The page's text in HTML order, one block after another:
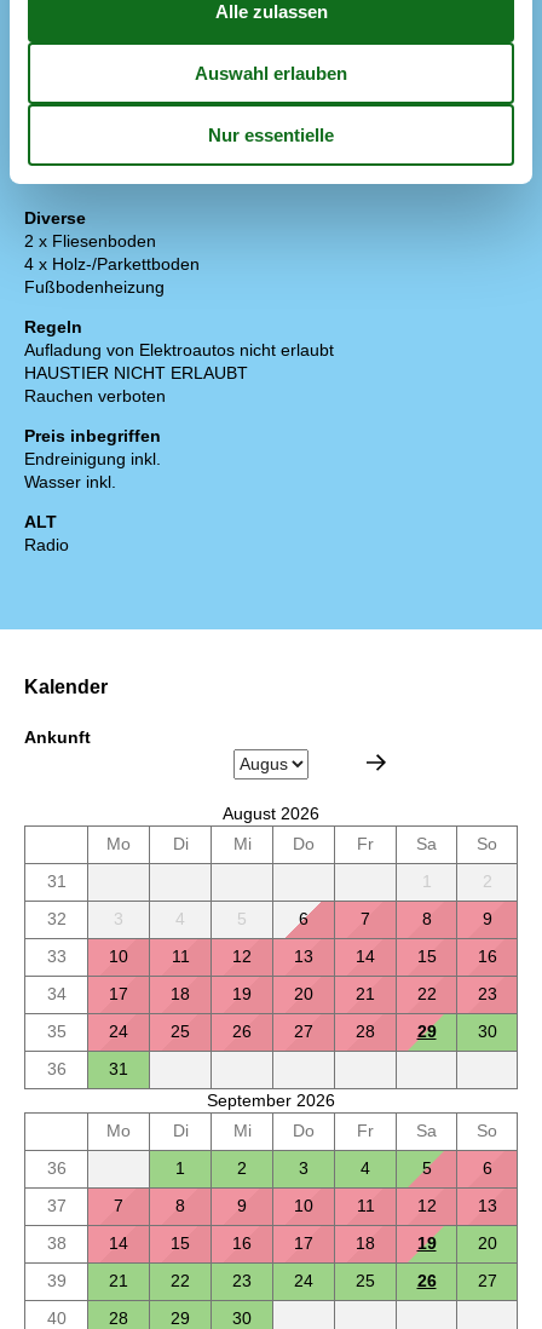
Grill
Parken auf dem Grundstück
Diverse
2 x Fliesenboden
4 x Holz-/Parkettboden
Fußbodenheizung
Regeln
Aufladung von Elektroautos nicht erlaubt
HAUSTIER NICHT ERLAUBT
Rauchen verboten
Preis inbegriffen
Endreinigung inkl.
Wasser inkl.
ALT
Radio
Kalender
Ankunft
August 2026
Mo
Di Mi Do Fr Sa
So
31
1
2
32
3 4 5 6 7 8
9
33
10 11 12 13 14 15
16
34
17 18 19 20 21 22
23
35
24 25 26 27 28 29
30
36
31
September 2026
Mo
Di Mi Do Fr Sa
So
36
1 2 3 4 5
6
37
7 8 9 10 11 12
13
38
14 15 16 17 18 19
20
39
21 22 23 24 25 26
27
40
28 29
30